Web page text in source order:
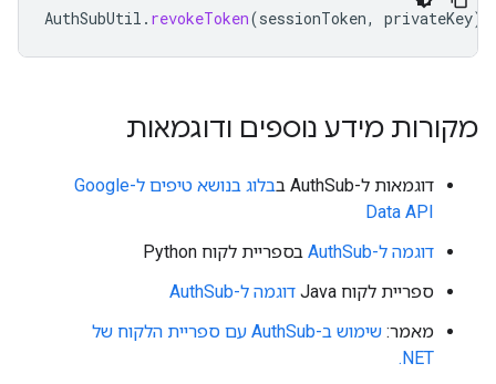
AuthSubUtil . revokeToken(sessionToken, privateKey);
מקורות מידע נוספים ודוגמאות
דוגמאות ל-AuthSub ב
בלוג בנושא טיפים ל-Google
Data API
דוגמה ל-AuthSub
בספריית לקוח Python
ספריית לקוח Java
דוגמה ל-AuthSub
מאמר:
.NET